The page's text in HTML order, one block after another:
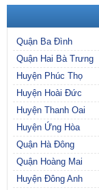
Quận Ba Đình
Quận Hai Bà Trưng
Huyện Phúc Thọ
Huyện Hoài Đức
Huyện Thanh Oai
Huyện Ứng Hòa
Quận Hà Đông
Quận Hoàng Mai
Huyện Đông Anh